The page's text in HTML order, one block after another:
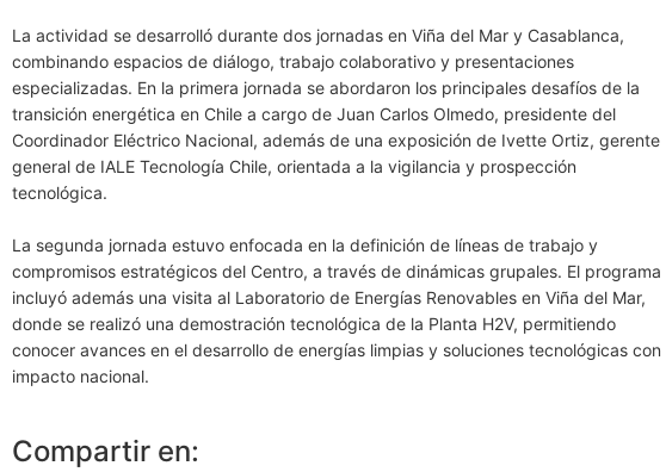
La actividad se desarrolló durante dos jornadas en Viña del Mar y Casablanca,
combinando espacios de diálogo, trabajo colaborativo y presentaciones
especializadas. En la primera jornada se abordaron los principales desafíos de la
transición energética en Chile a cargo de Juan Carlos Olmedo, presidente del
Coordinador Eléctrico Nacional, además de una exposición de Ivette Ortiz, gerente
general de IALE Tecnología Chile, orientada a la vigilancia y prospección
tecnológica.
La segunda jornada estuvo enfocada en la definición de líneas de trabajo y
compromisos estratégicos del Centro, a través de dinámicas grupales. El programa
incluyó además una visita al Laboratorio de Energías Renovables en Viña del Mar,
donde se realizó una demostración tecnológica de la Planta H2V, permitiendo
conocer avances en el desarrollo de energías limpias y soluciones tecnológicas con
impacto nacional.
Compartir en: